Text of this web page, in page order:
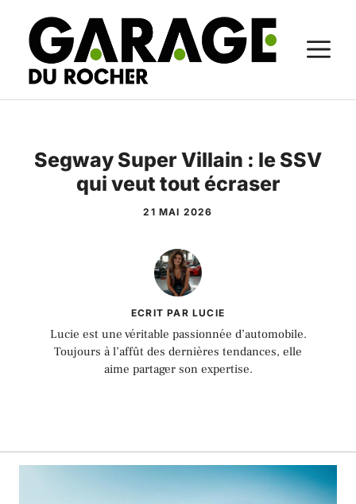
contenu
Segway Super Villain : le SSV
qui veut tout écraser
21 MAI 2026
ECRIT PAR LUCIE
Lucie est une véritable passionnée d’automobile.
Toujours à l’affût des dernières tendances, elle
aime partager son expertise.